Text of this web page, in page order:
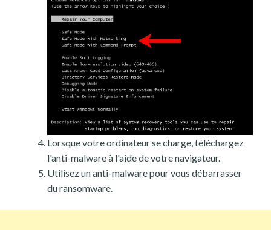
Lorsque votre ordinateur se charge, téléchargez
l'anti-malware à l'aide de votre navigateur.
Utilisez un anti-malware pour vous débarrasser
du ransomware.